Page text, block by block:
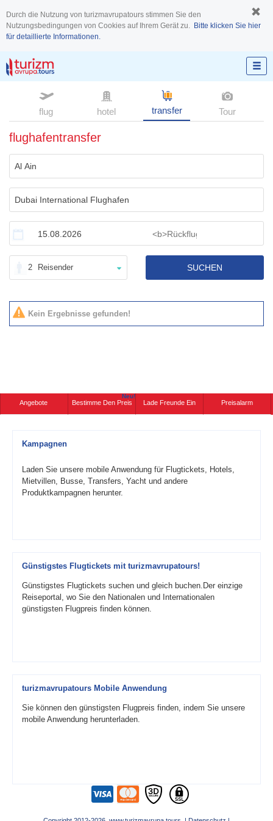
Durch die Nutzung von turizmavrupatours stimmen Sie den
Nutzungsbedingungen von Cookies auf Ihrem Gerät zu. Bitte klicken Sie hier
für detaillierte Informationen.
flug hotel transfer Tour
flughafentransfer
2 Reisender SUCHEN
Kein Ergebnisse gefunden!
Angebote Bestimme Den Preis
Neu!
Lade Freunde Ein Preisalarm
Kampagnen
Laden Sie unsere mobile Anwendung für Flugtickets, Hotels,
Mietvillen, Busse, Transfers, Yacht und andere
Produktkampagnen herunter.
Günstigstes Flugtickets mit turizmavrupatours!
Günstigstes Flugtickets suchen und gleich buchen.Der einzige
Reiseportal, wo Sie den Nationalen und Internationalen
günstigsten Flugpreis finden können.
turizmavrupatours Mobile Anwendung
Sie können den günstigsten Flugpreis finden, indem Sie unsere
mobile Anwendung herunterladen.